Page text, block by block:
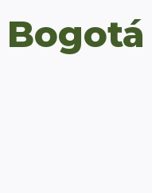
Bogotá